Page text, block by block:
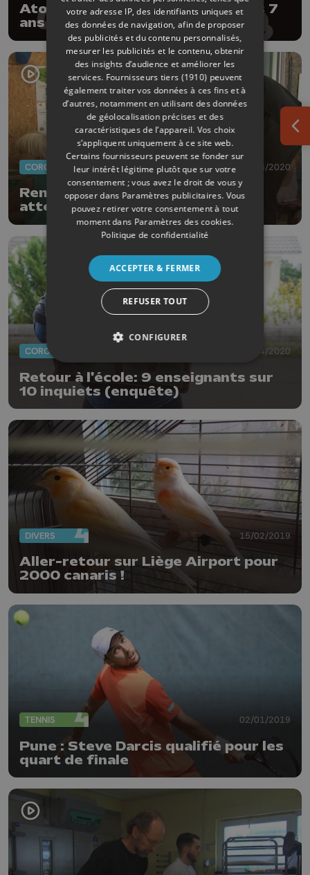
Atomique Deluxe de retour après 7
ans d'absence
CORONAVIRUS 02/06/2020
Remicourt : Une rentrée très
attendue pour les maternelles
27/04/2020
Retour à l'école: 9 enseignants sur
10 inquiets (enquête)
DIVERS 15/02/2019
Aller-retour sur Liège Airport pour
2000 canaris !
TENNIS 02/01/2019
Pune : Steve Darcis qualifié pour les
quart de finale
votre adresse IP, des identifiants uniques et
des données de navigation, afin de proposer
des publicités et du contenu personnalisés,
mesurer les publicités et le contenu, obtenir
des insights d’audience et améliorer les
services. Fournisseurs tiers (1910) peuvent
également traiter vos données à ces fins et à
d’autres, notamment en utilisant des données
de géolocalisation précises et des
caractéristiques de l’appareil. Vos choix
s’appliquent uniquement à ce site web.
Certains fournisseurs peuvent se fonder sur
leur intérêt légitime plutôt que sur votre
consentement ; vous avez le droit de vous y
opposer dans Paramètres publicitaires. Vous
pouvez retirer votre consentement à tout
moment dans Paramètres des cookies.
Politique de confidentialité
ACCEPTER & FERMER
REFUSER TOUT
CONFIGURER